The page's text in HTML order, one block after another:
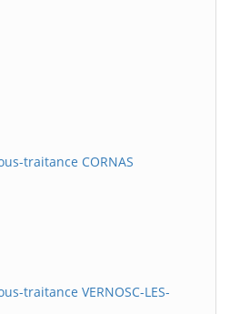
traitance CORNAS
traitance VERNOSC-LES-